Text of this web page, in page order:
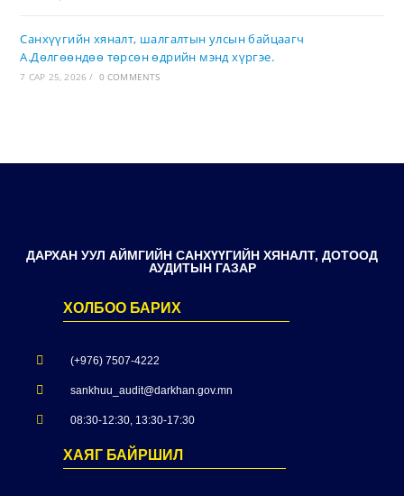
Санхүүгийн хяналт, шалгалтын улсын байцаагч
А.Дөлгөөндөө төрсөн өдрийн мэнд хүргэе.
7 САР 25, 2026 / 0 COMMENTS
ДАРХАН УУЛ АЙМГИЙН САНХҮҮГИЙН ХЯНАЛТ, ДОТООД
АУДИТЫН ГАЗАР
ХОЛБОО БАРИХ
(+976) 7507-4222
sankhuu_audit@darkhan.gov.mn
08:30-12:30, 13:30-17:30
ХАЯГ БАЙРШИЛ